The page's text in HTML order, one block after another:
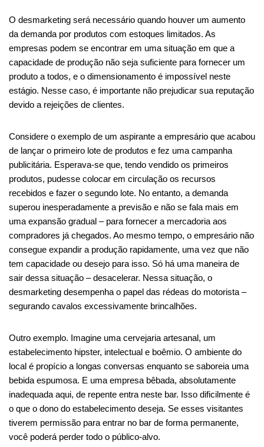
O desmarketing será necessário quando houver um aumento
da demanda por produtos com estoques limitados. As
empresas podem se encontrar em uma situação em que a
capacidade de produção não seja suficiente para fornecer um
produto a todos, e o dimensionamento é impossível neste
estágio. Nesse caso, é importante não prejudicar sua reputação
devido a rejeições de clientes.
Considere o exemplo de um aspirante a empresário que acabou
de lançar o primeiro lote de produtos e fez uma campanha
publicitária. Esperava-se que, tendo vendido os primeiros
produtos, pudesse colocar em circulação os recursos
recebidos e fazer o segundo lote. No entanto, a demanda
superou inesperadamente a previsão e não se fala mais em
uma expansão gradual – para fornecer a mercadoria aos
compradores já chegados. Ao mesmo tempo, o empresário não
consegue expandir a produção rapidamente, uma vez que não
tem capacidade ou desejo para isso. Só há uma maneira de
sair dessa situação – desacelerar. Nessa situação, o
desmarketing desempenha o papel das rédeas do motorista –
segurando cavalos excessivamente brincalhões.
Outro exemplo. Imagine uma cervejaria artesanal, um
estabelecimento hipster, intelectual e boêmio. O ambiente do
local é propício a longas conversas enquanto se saboreia uma
bebida espumosa. E uma empresa bêbada, absolutamente
inadequada aqui, de repente entra neste bar. Isso dificilmente é
o que o dono do estabelecimento deseja. Se esses visitantes
tiverem permissão para entrar no bar de forma permanente,
você poderá perder todo o público-alvo.